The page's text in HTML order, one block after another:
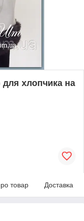
для хлопчика на
товар Доставка